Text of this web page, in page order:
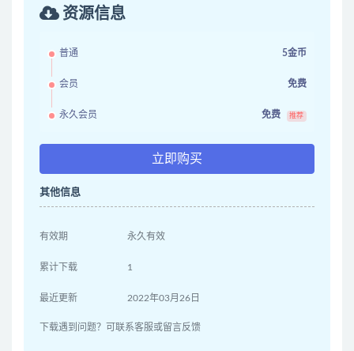
资源信息
普通 5金币
会员 免费
永久会员 免费 推荐
立即购买
其他信息
有效期 永久有效
累计下载 1
最近更新 2022年03月26日
下载遇到问题？可联系客服或留言反馈